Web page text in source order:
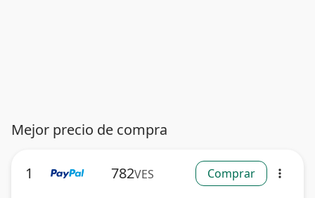
Mejor precio de compra
1 782VES Comprar more_vert